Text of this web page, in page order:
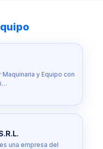
y Equipo con
una empresa del